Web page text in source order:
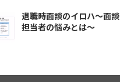
退職時面談のイロハ〜面談
担当者の悩みとは〜